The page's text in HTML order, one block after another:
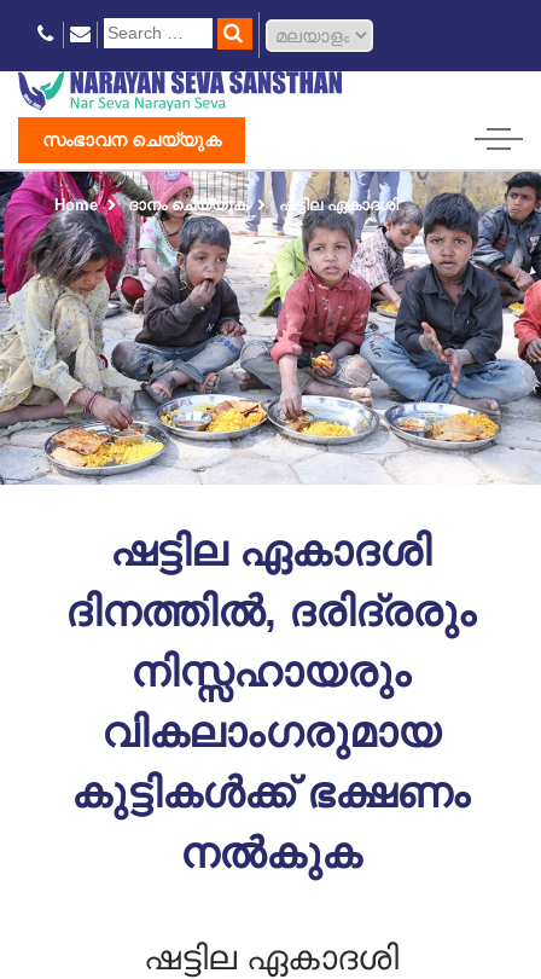
സംഭാവന ചെയ്യുക
Home ദാനം ചെയ്യുക ഷട്ടില ഏകാദശി
ഷട്ടില ഏകാദശി
ദിനത്തിൽ, ദരിദ്രരും
നിസ്സഹായരും
വികലാംഗരുമായ
കുട്ടികൾക്ക് ഭക്ഷണം
നൽകുക
ഷട്ടില ഏകാദശി